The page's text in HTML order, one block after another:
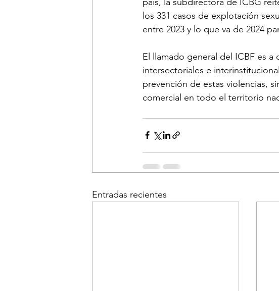
los 331 casos de explotación
entre 2023 y lo que va de 2024
El llamado general del ICBF es
intersectoriales e
prevención de estas violencias,
comercial en todo el territorio
Entradas recientes